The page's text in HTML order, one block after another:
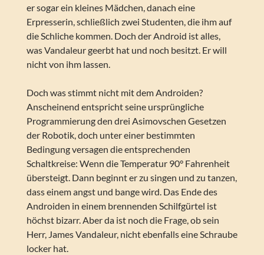
er sogar ein kleines Mädchen, danach eine
Erpresserin, schließlich zwei Studenten, die ihm auf
die Schliche kommen. Doch der Android ist alles,
was Vandaleur geerbt hat und noch besitzt. Er will
nicht von ihm lassen.
Doch was stimmt nicht mit dem Androiden?
Anscheinend entspricht seine ursprüngliche
Programmierung den drei Asimovschen Gesetzen
der Robotik, doch unter einer bestimmten
Bedingung versagen die entsprechenden
Schaltkreise: Wenn die Temperatur 90° Fahrenheit
übersteigt. Dann beginnt er zu singen und zu tanzen,
dass einem angst und bange wird. Das Ende des
Androiden in einem brennenden Schilfgürtel ist
höchst bizarr. Aber da ist noch die Frage, ob sein
Herr, James Vandaleur, nicht ebenfalls eine Schraube
locker hat.